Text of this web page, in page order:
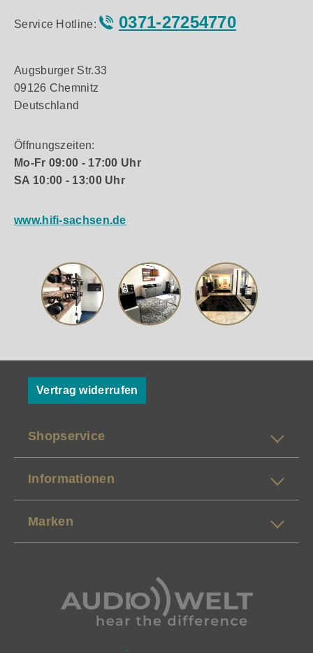
Service Hotline: 0371-27254770
Augsburger Str.33
09126 Chemnitz
Deutschland
Öffnungszeiten:
Mo-Fr 09:00 - 17:00 Uhr
SA 10:00 - 13:00 Uhr
www.hifi-sachsen.de
Vertrag widerrufen
Shopservice
Informationen
Marken